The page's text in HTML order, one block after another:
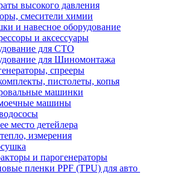
высокого давления
смесители химии
и навесное оборудование
и аксессуары
для СТО
для Шиномонтажа
спрееры
пистолеты, копья
машинки
машины
место детейлера
измерения
и парогенераторы
пленки PPF (TPU) для авто